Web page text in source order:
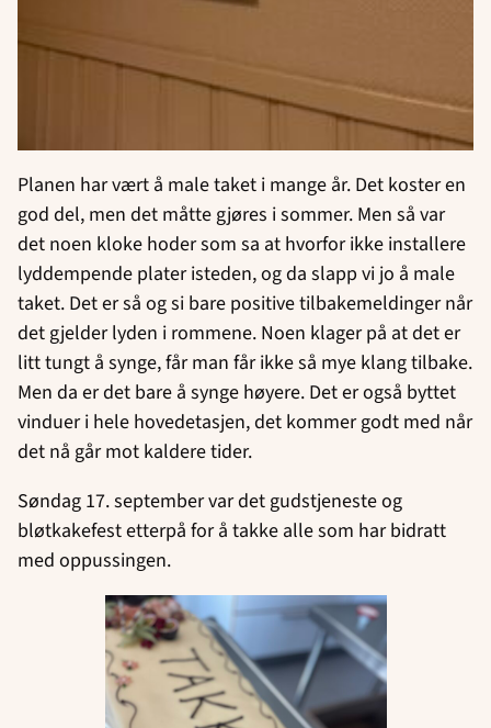
Planen har vært å male taket i mange år. Det koster en
god del, men det måtte gjøres i sommer. Men så var
det noen kloke hoder som sa at hvorfor ikke installere
lyddempende plater isteden, og da slapp vi jo å male
taket. Det er så og si bare positive tilbakemeldinger når
det gjelder lyden i rommene. Noen klager på at det er
litt tungt å synge, får man får ikke så mye klang tilbake.
Men da er det bare å synge høyere. Det er også byttet
vinduer i hele hovedetasjen, det kommer godt med når
det nå går mot kaldere tider.
Søndag 17. september var det gudstjeneste og
bløtkakefest etterpå for å takke alle som har bidratt
med oppussingen.